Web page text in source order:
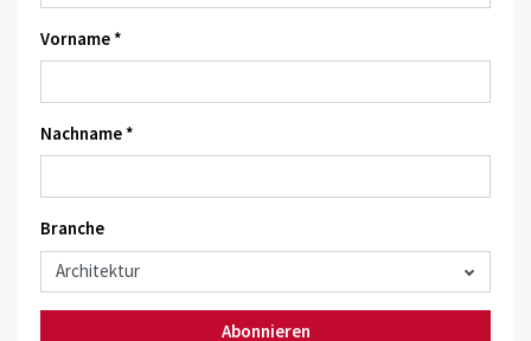
Vorname *
Nachname *
Branche
Abonnieren